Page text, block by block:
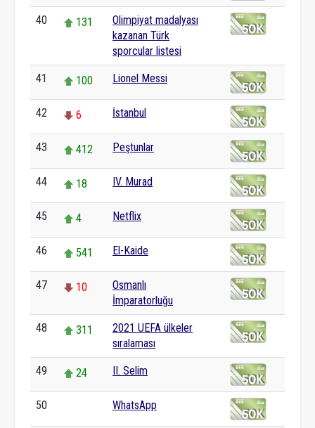
40 131
Olimpiyat madalyası
kazanan Türk
sporcular listesi
41 100 Lionel Messi
42 6 İstanbul
43 412 Peştunlar
44 18 IV. Murad
45 4 Netflix
46 541 El-Kaide
47 10
Osmanlı
İmparatorluğu
48 311
2021 UEFA ülkeler
sıralaması
49 24 II. Selim
50 WhatsApp